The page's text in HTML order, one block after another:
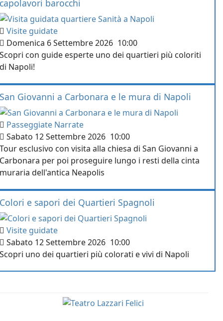
capolavori barocchi
Visite guidate
Domenica 6 Settembre 2026 10:00
Scopri con guide esperte uno dei quartieri più coloriti
di Napoli!
San Giovanni a Carbonara e le mura di Napoli
Passeggiate Narrate
Sabato 12 Settembre 2026 10:00
Tour esclusivo con visita alla chiesa di San Giovanni a
Carbonara per poi proseguire lungo i resti della cinta
muraria dell'antica Neapolis
Colori e sapori dei Quartieri Spagnoli
Visite guidate
Sabato 12 Settembre 2026 10:00
Scopri uno dei quartieri più colorati e vivi di Napoli